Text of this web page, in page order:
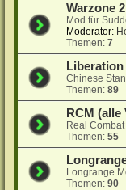
Warzone 2
Mod für
Moderator:
Themen:7
Chinese
Themen:89
RCM (alle
Real
Themen:55
Longrange
Themen:90